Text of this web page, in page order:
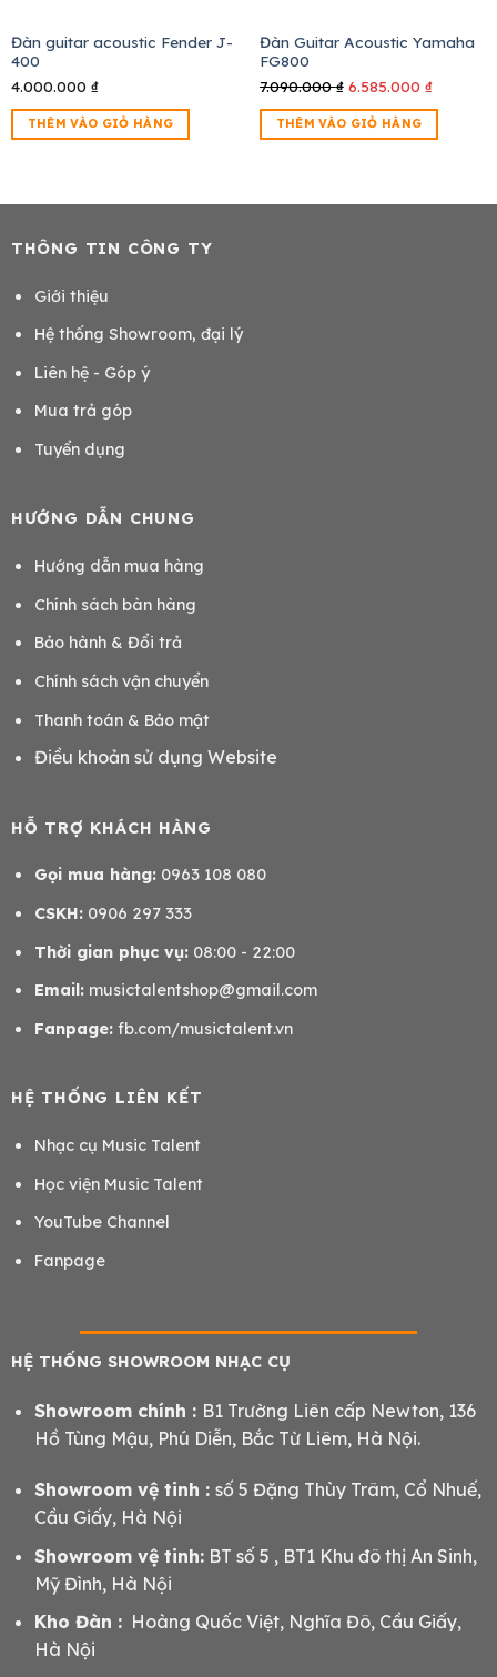
Đàn guitar acoustic Fender J-
400
4.000.000 ₫
THÊM VÀO GIỎ HÀNG
Đàn Guitar Acoustic Yamaha
FG800
7.090.000₫ Giá
gốc
là:
6.585.000 ₫Giá
hiện
THÊM VÀO GIỎ HÀNG
THÔNG TIN CÔNG TY
Giới thiệu
Hệ thống Showroom, đại lý
Liên hệ - Góp ý
Mua trả góp
Tuyển dụng
HƯỚNG DẪN CHUNG
Hướng dẫn mua hàng
Chính sách bàn hàng
Bảo hành & Đổi trả
Chính sách vận chuyển
Thanh toán & Bảo mật
Điều khoản sử dụng Website
HỖ TRỢ KHÁCH HÀNG
Gọi mua hàng: 0963 108 080
CSKH: 0906 297 333
Thời gian phục vụ:08:00 - 22:00
Email: musictalentshop@gmail.com
Fanpage: fb.com/musictalent.vn
HỆ THỐNG LIÊN KẾT
Nhạc cụ Music Talent
Học viện Music Talent
YouTube Channel
Fanpage
HỆ THỐNG SHOWROOM NHẠC CỤ
Showroom chính : B1 Trường Liên cấp Newton, 136
Hồ Tùng Mậu, Phú Diễn, Bắc Từ Liêm, Hà Nội.
Showroom vệ tinh : số 5 Đặng Thùy Trâm, Cổ Nhuế,
Cầu Giấy, Hà Nội
Showroom vệ tinh:BT số 5 , BT1 Khu đô thị An Sinh,
Mỹ Đình, Hà Nội
Kho Đàn :Hoàng Quốc Việt, Nghĩa Đô, Cầu Giấy,
Hà Nội